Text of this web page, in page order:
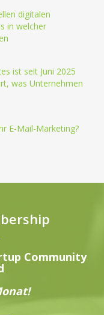
digitalen
in welcher
ist seit Juni 2025
was Unternehmen
E-Mail-Marketing?
Community